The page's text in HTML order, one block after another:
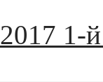
1-